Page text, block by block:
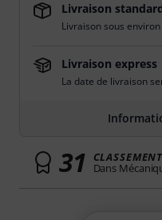
Livraison
Livraison sous
Livraison express
La date de livraison
31 Dans